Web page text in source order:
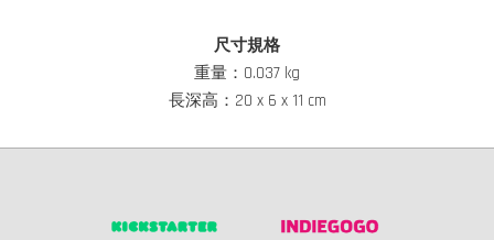
尺寸規格
重量：0.037 kg
長深高：20 x 6 x 11 cm